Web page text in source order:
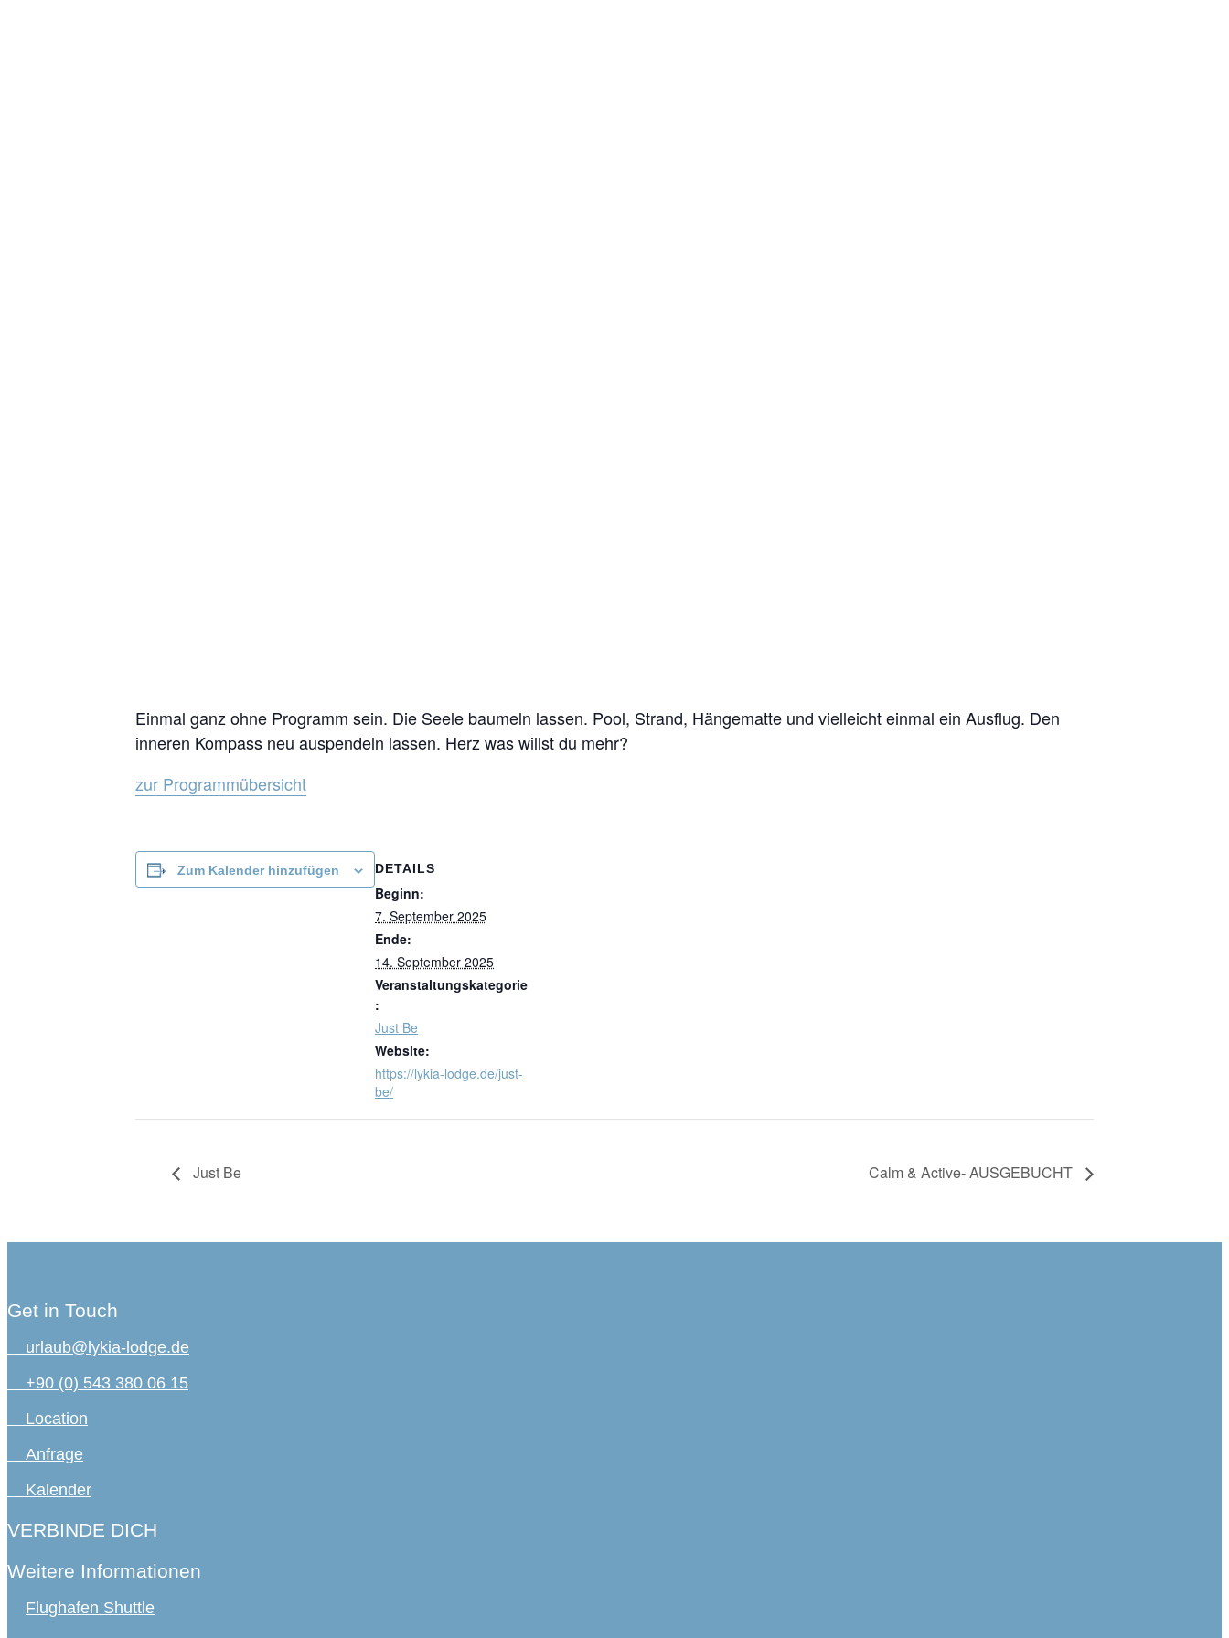
Einmal ganz ohne Programm sein. Die Seele baumeln lassen. Pool, Strand, Hängematte und vielleicht einmal ein Ausflug. Den
inneren Kompass neu auspendeln lassen. Herz was willst du mehr?
zur Programmübersicht
Zum Kalender hinzufügen DETAILS
Beginn:
7. September 2025
Ende:
14. September 2025
Veranstaltungskategorie
:
Just Be
Website:
https://lykia-lodge.de/just-
be/
Just Be Calm & Active- AUSGEBUCHT
Get in Touch
urlaub@lykia-lodge.de
+90 (0) 543 380 06 15
Location
Anfrage
Kalender
VERBINDE DICH
Weitere Informationen
Flughafen Shuttle